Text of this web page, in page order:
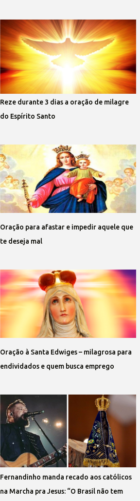
Reze durante 3 dias a oração de milagre
do Espírito Santo
Oração para afastar e impedir aquele que
te deseja mal
Oração à Santa Edwiges – milagrosa para
endividados e quem busca emprego
Fernandinho manda recado aos católicos
na Marcha pra Jesus: “O Brasil não tem